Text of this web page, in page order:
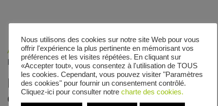
Accueil»Veolia - Zones de collecte»Allée des
Rossignols
Le calendrier de collecte de Allée
des Rossignols
Nous utilisons des cookies sur notre site Web pour vous
offrir l'expérience la plus pertinente en mémorisant vos
préférences et les visites répétées. En cliquant sur
«Accepter tout», vous consentez à l'utilisation de TOUS
les cookies. Cependant, vous pouvez visiter "Paramètres
des cookies" pour fournir un consentement contrôlé.
Cliquez-ici pour consulter notre charte des cookies.